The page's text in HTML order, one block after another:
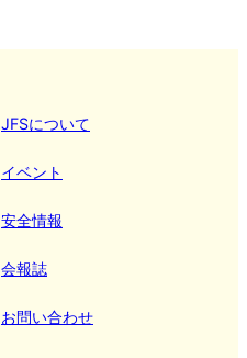
JFSについて
イベント
安全情報
会報誌
お問い合わせ